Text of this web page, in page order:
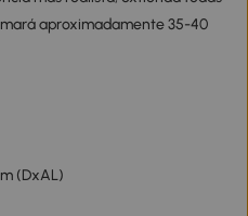
aproximadamente 35-40
(DxAL)